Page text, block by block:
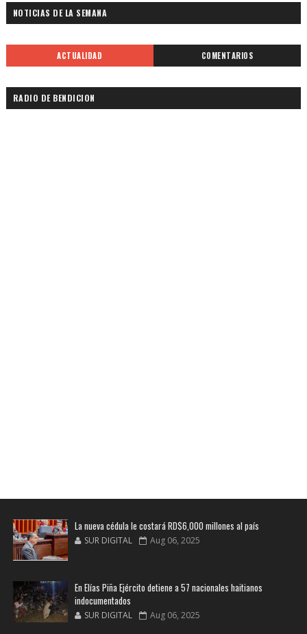
NOTICIAS DE LA SEMANA
ACTUALIDAD COMENTARIOS
RADIO DE BENDICION
La nueva cédula le costará RD$6,000 millones al país
SUR DIGITAL Aug 06, 2025
En Elías Piña Ejército detiene a 57 nacionales haitianos
indocumentados
SUR DIGITAL Aug 06, 2025